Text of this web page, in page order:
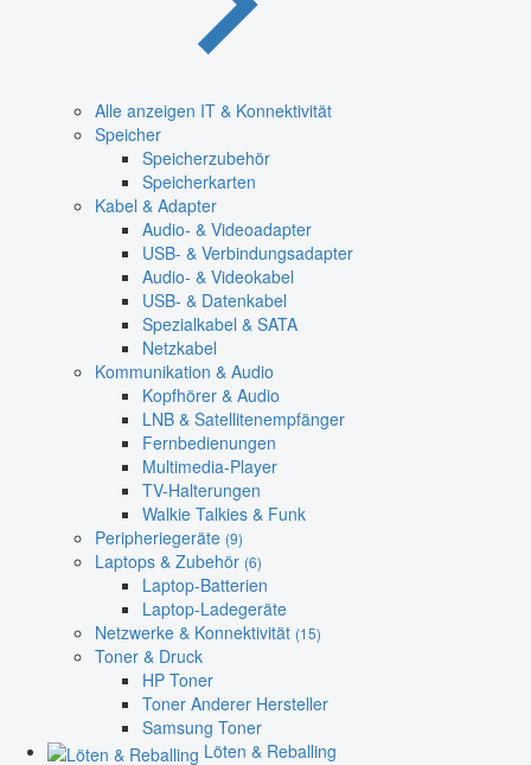
Alle anzeigen IT & Konnektivität
Speicher
Speicherzubehör
Speicherkarten
Kabel & Adapter
Audio- & Videoadapter
USB- & Verbindungsadapter
Audio- & Videokabel
USB- & Datenkabel
Spezialkabel & SATA
Netzkabel
Kommunikation & Audio
Kopfhörer & Audio
LNB & Satellitenempfänger
Fernbedienungen
Multimedia-Player
TV-Halterungen
Walkie Talkies & Funk
Peripheriegeräte (9)
Laptops & Zubehör (6)
Laptop-Batterien
Laptop-Ladegeräte
Netzwerke & Konnektivität (15)
Toner & Druck
HP Toner
Toner Anderer Hersteller
Samsung Toner
Löten & Reballing